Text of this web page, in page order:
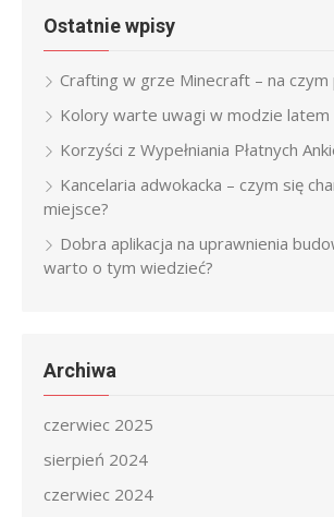
Ostatnie wpisy
Crafting w grze Minecraft – na czym
Kolory warte uwagi w modzie latem
Korzyści z Wypełniania Płatnych
Kancelaria adwokacka – czym się
miejsce?
Dobra aplikacja na uprawnienia
warto o tym wiedzieć?
Archiwa
czerwiec 2025
sierpień 2024
czerwiec 2024